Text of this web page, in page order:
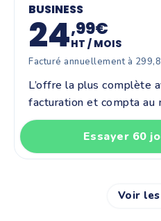
BUSINESS
24,99€
HT / MOIS
Facturé annuellement à
L’offre la plus complète
facturation et compta au
Essayer 60
Voir